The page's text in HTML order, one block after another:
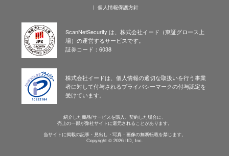
個人情報保護方針
ScanNetSecurity は、株式会社イード（東証グロース上
場）の運営するサービスです。
証券コード：6038
株式会社イードは、個人情報の適切な取扱いを行う事業
者に対して付与されるプライバシーマークの付与認定を
受けています。
紹介した商品/サービスを購入、契約した場合に、
売上の一部が弊社サイトに還元されることがあります。
当サイトに掲載の記事・見出し・写真・画像の無断転載を禁じます。
Copyright © 2026 IID, Inc.